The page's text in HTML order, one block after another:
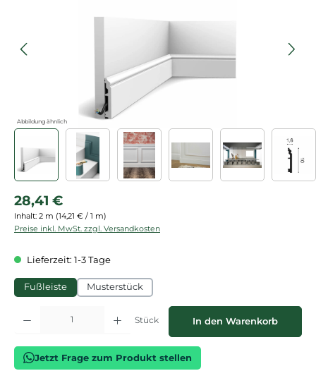
Abbildung ähnlich
Regulärer Preis:
28,41 €
Inhalt: 2 m (14,21 € / 1 m)
Preise inkl. MwSt. zzgl. Versandkosten
Lieferzeit: 1-3 Tage
Fußleiste Musterstück
Produkt Anzahl: Gib den gewünschten Wert ein oder benutze die
Stück In den Warenkorb
Jetzt Frage zum Produkt stellen